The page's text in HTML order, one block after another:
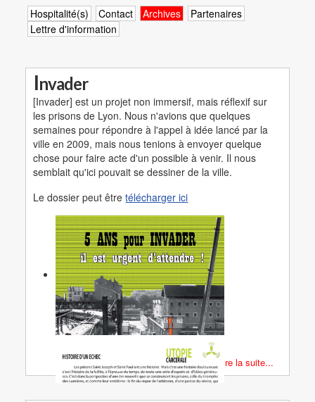
Hospitalité(s) Contact Archives
Partenaires
Lettre d'information
Invader
[Invader] est un projet non immersif, mais réflexif sur
les prisons de Lyon. Nous n'avions que quelques
semaines pour répondre à l'appel à idée lancé par la
ville en 2009, mais nous tenions à envoyer quelque
chose pour faire acte d'un possible à venir. Il nous
semblait qu'ici pouvait se dessiner de la ville.
Le dossier peut êtretélécharger ici
Lire la suite...